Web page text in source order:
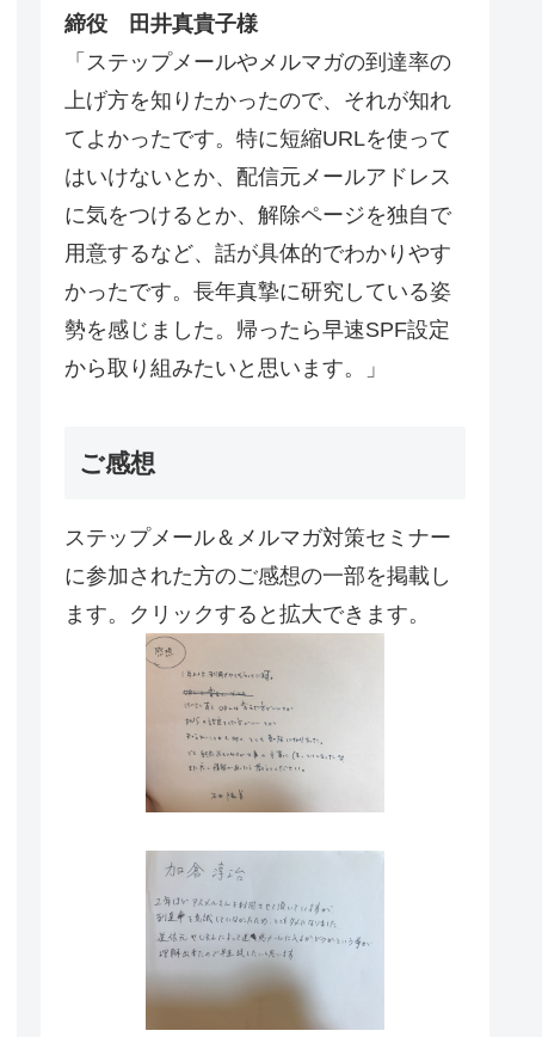
締役 田井真貴子様
「ステップメールやメルマガの到達率の
上げ方を知りたかったので、それが知れ
てよかったです。特に短縮URLを使って
はいけないとか、配信元メールアドレス
に気をつけるとか、解除ページを独自で
用意するなど、話が具体的でわかりやす
かったです。長年真摯に研究している姿
勢を感じました。帰ったら早速SPF設定
から取り組みたいと思います。」
ご感想
ステップメール＆メルマガ対策セミナー
に参加された方のご感想の一部を掲載し
ます。クリックすると拡大できます。